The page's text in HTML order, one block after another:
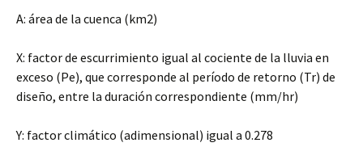
A: área de la cuenca (km2)
X: factor de escurrimiento igual al cociente de la lluvia en
exceso (Pe), que corresponde al período de retorno (Tr) de
diseño, entre la duración correspondiente (mm/hr)
Y: factor climático (adimensional) igual a 0.278